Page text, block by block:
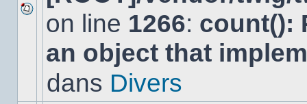
Aucun
nouveau
message
non-
dans
on line 1266: count():
an object that
dans Divers